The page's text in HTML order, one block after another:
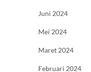
Juni 2024
Mei 2024
Maret 2024
Februari 2024